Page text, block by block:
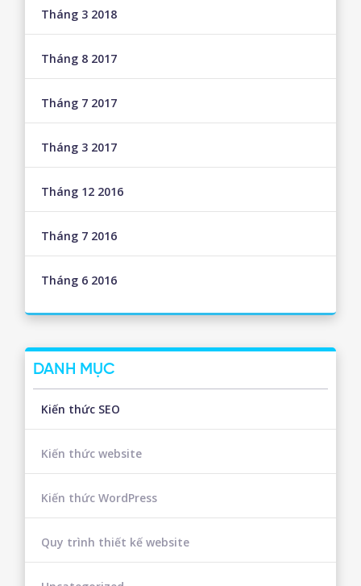
Tháng 3 2018
Tháng 8 2017
Tháng 7 2017
Tháng 3 2017
Tháng 12 2016
Tháng 7 2016
Tháng 6 2016
DANH MỤC
Kiến thức SEO
Kiến thức website
Kiến thức WordPress
Quy trình thiết kế website